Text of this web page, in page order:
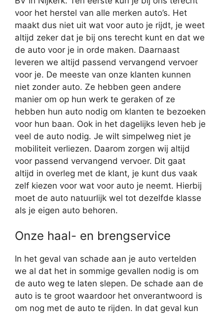
voor het herstel van alle merken auto’s. Het
maakt dus niet uit wat voor auto je rijdt, je weet
altijd zeker dat je bij ons terecht kunt en dat we
de auto voor je in orde maken. Daarnaast
leveren we altijd passend vervangend vervoer
voor je. De meeste van onze klanten kunnen
niet zonder auto. Ze hebben geen andere
manier om op hun werk te geraken of ze
hebben hun auto nodig om klanten te bezoeken
voor hun baan. Ook in het dagelijks leven heb je
veel de auto nodig. Je wilt simpelweg niet je
mobiliteit verliezen. Daarom zorgen wij altijd
voor passend vervangend vervoer. Dit gaat
altijd in overleg met de klant, je kunt dus vaak
zelf kiezen voor wat voor auto je neemt. Hierbij
moet de auto natuurlijk wel tot dezelfde klasse
als je eigen auto behoren.
Onze haal- en brengservice
In het geval van schade aan je auto vertelden
we al dat het in sommige gevallen nodig is om
de auto weg te laten slepen. De schade aan de
auto is te groot waardoor het onverantwoord is
om nog met de auto te rijden. In dat geval kun